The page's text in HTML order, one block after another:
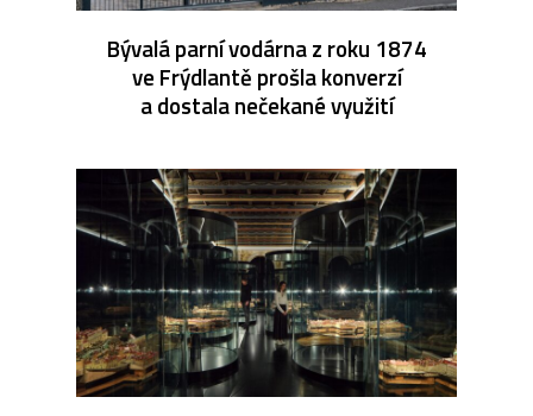
Bývalá parní vodárna z roku 1874
ve Frýdlantě prošla konverzí
a dostala nečekané využití